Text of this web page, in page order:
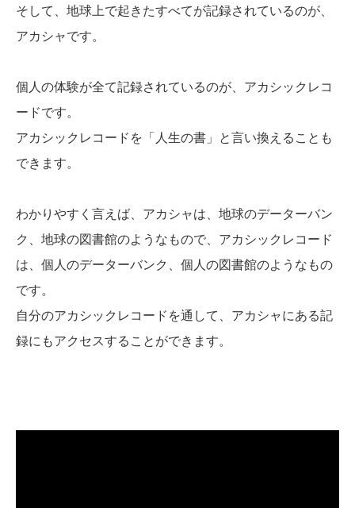
そして、地球上で起きたすべてが記録されているのが、
アカシャです。
個人の体験が全て記録されているのが、アカシックレコ
ードです。
アカシックレコードを「人生の書」と言い換えることも
できます。
わかりやすく言えば、アカシャは、地球のデーターバン
ク、地球の図書館のようなもので、アカシックレコード
は、個人のデーターバンク、個人の図書館のようなもの
です。
自分のアカシックレコードを通して、アカシャにある記
録にもアクセスすることができます。